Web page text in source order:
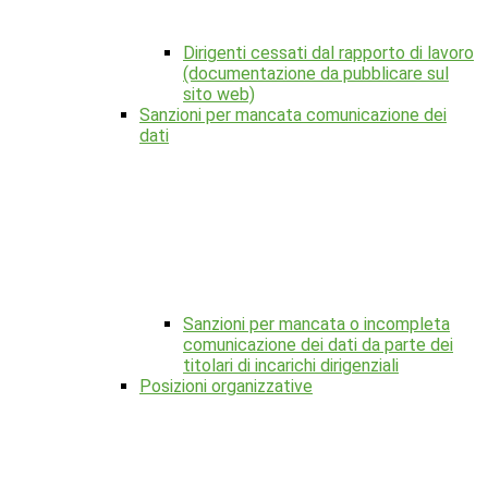
Dirigenti cessati dal rapporto di lavoro
(documentazione da pubblicare sul
sito web)
Sanzioni per mancata comunicazione dei
dati
Sanzioni per mancata o incompleta
comunicazione dei dati da parte dei
titolari di incarichi dirigenziali
Posizioni organizzative